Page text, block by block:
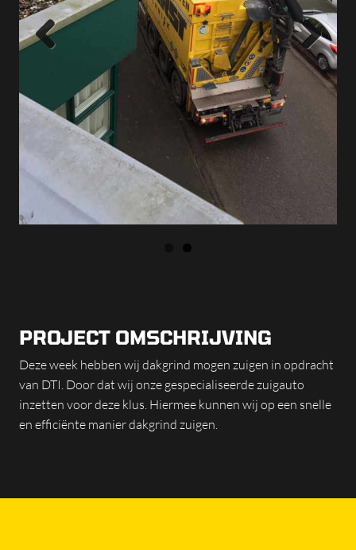
Next
PROJECT OMSCHRIJVING
Deze week hebben wij dakgrind mogen zuigen in opdracht
van DTI. Door dat wij onze gespecialiseerde zuigauto
inzetten voor deze klus. Hiermee kunnen wij op een snelle
en efficiënte manier dakgrind zuigen.